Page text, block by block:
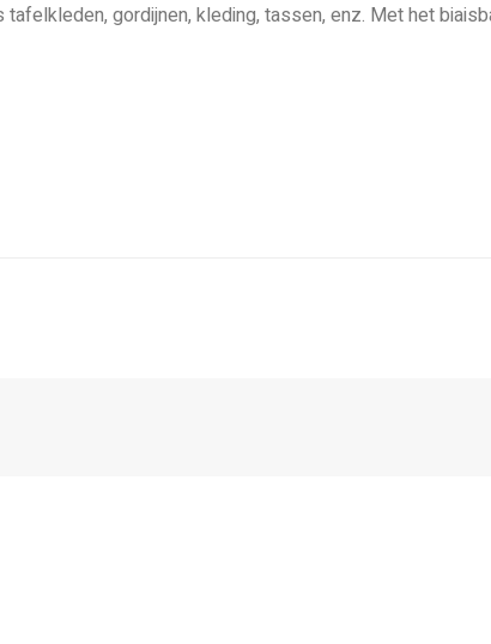
gordijnen, kleding, tassen, enz. Met het